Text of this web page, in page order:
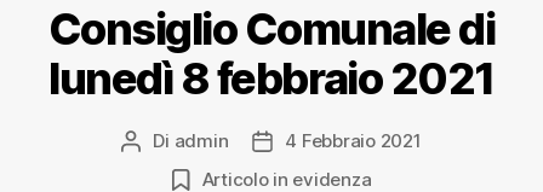
Consiglio Comunale di
lunedì 8 febbraio 2021
Di admin
4 Febbraio 2021
Articolo in evidenza